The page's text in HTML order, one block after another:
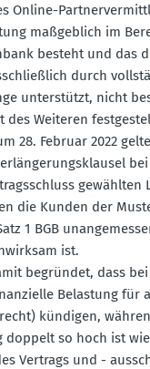
Online-
maßgeblich im
besteht und das
durch
unter­stützt, nicht
des Weiteren
28. Februar 2022
gewählten
die Kunden der
1 BGB
ist.
begründet, dass
Belastung für
kündigen,
doppelt so hoch ist
Vertrags und -